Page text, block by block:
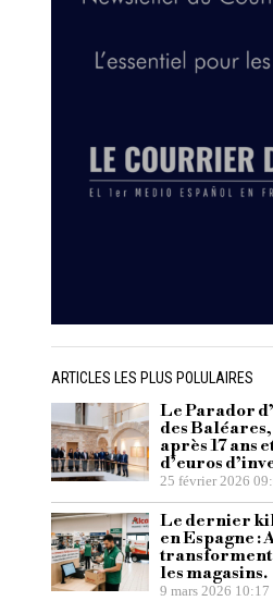
ARTICLES LES PLUS POLULAIRES
Le Parador
des
après 17 ans
d’euros
25 février 2026
Le dernier
en Espagne :
transforment
les magasins.
9 mars 2026 10:17